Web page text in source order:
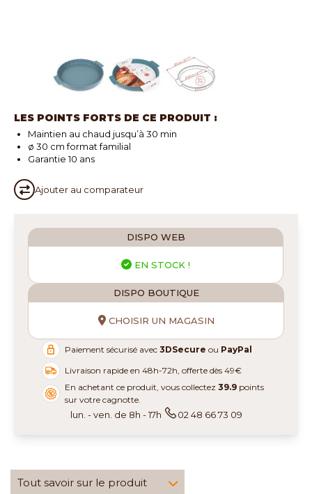
LES POINTS FORTS DE CE PRODUIT :
Maintien au chaud jusqu’à 30 min
ø 30 cm format familial
Garantie 10 ans
Ajouter au comparateur
DISPO WEB
EN STOCK !
DISPO BOUTIQUE
CHOISIR UN MAGASIN
Paiement sécurisé avec3DSecure ou PayPal
Livraison rapide en 48h-72h, offerte dès 49€
En achetant ce produit, vous collectez39.9 points
sur votre cagnotte.
lun. - ven. de 8h - 17h 02 48 66 73 09
Tout savoir sur le produit